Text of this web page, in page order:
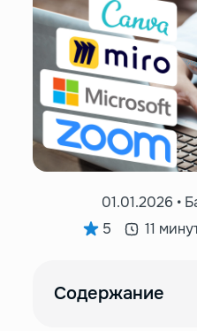
01.01.2026 •
5
11
Содержание